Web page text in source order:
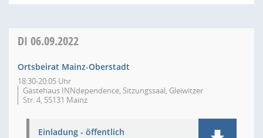
DI 06.09.2022
Ortsbeirat Mainz-Oberstadt
18:30-20:05 Uhr
Gästehaus INNdependence, Sitzungssaal, Gleiwitzer
Str. 4, 55131 Mainz
Einladung - öffentlich